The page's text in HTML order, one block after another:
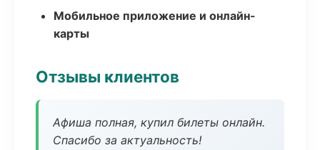
Мобильное приложение и онлайн-
карты
Отзывы клиентов
Афиша полная, купил билеты онлайн.
Спасибо за актуальность!